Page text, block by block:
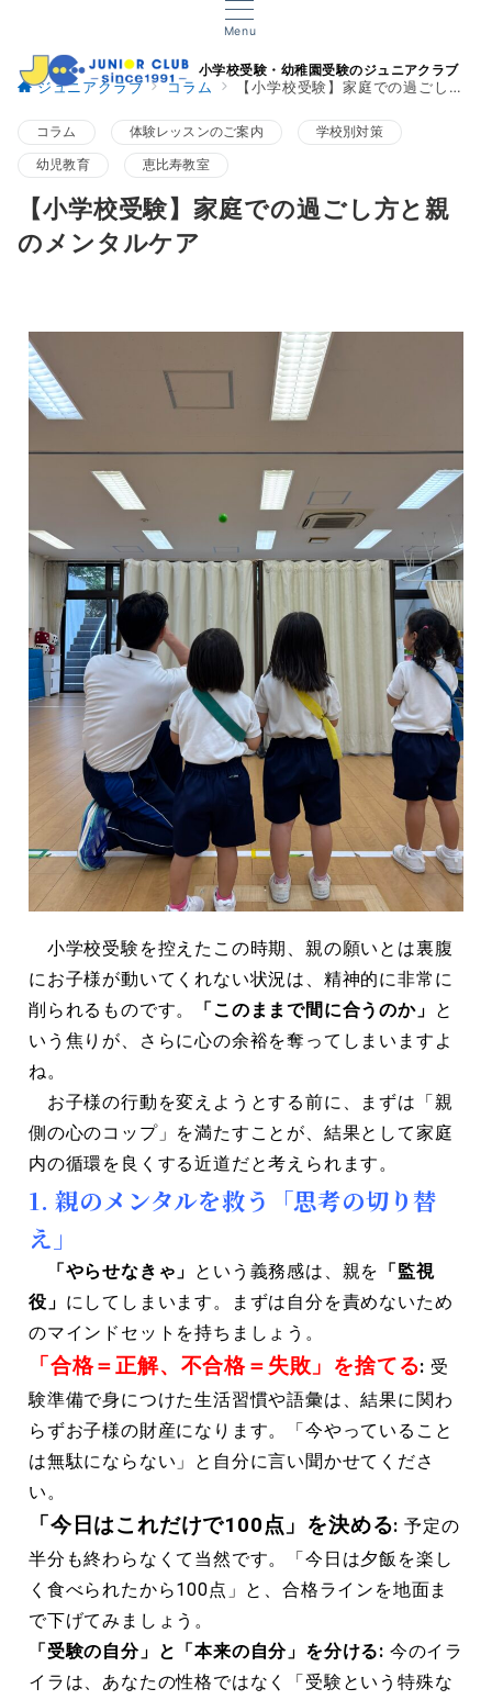
Menu
小学校受験・幼稚園受験のジュニアクラブ
ジュニアクラブ コラム 【小学校受験】家庭での過ごし方と親のメンタルケア
コラム 体験レッスンのご案内 学校別対策
幼児教育 恵比寿教室
【小学校受験】家庭での過ごし方と親
のメンタルケア
小学校受験を控えたこの時期、親の願いとは裏腹
にお子様が動いてくれない状況は、精神的に非常に
削られるものです。
「このままで間に合うのか」 と
いう焦りが、さらに心の余裕を奪ってしまいますよ
ね。
お子様の行動を変えようとする前に、まずは「親
側の心のコップ」を満たすことが、結果として家庭
内の循環を良くする近道だと考えられます。
1. 親のメンタルを救う「思考の切り替
え」
「やらせなきゃ」 という義務感は、親を 「監視
役」 にしてしまいます。まずは自分を責めないため
のマインドセットを持ちましょう。
「合格＝正解、不合格＝失敗」を捨てる: 受
験準備で身につけた生活習慣や語彙は、結果に関わ
らずお子様の財産になります。「今やっていること
は無駄にならない」と自分に言い聞かせてくださ
い。
「今日はこれだけで100点」を決める: 予定の
半分も終わらなくて当然です。「今日は夕飯を楽し
く食べられたから100点」と、合格ラインを地面ま
で下げてみましょう。
「受験の自分」と「本来の自分」を分ける: 今のイラ
イラは、あなたの性格ではなく「受験という特殊な